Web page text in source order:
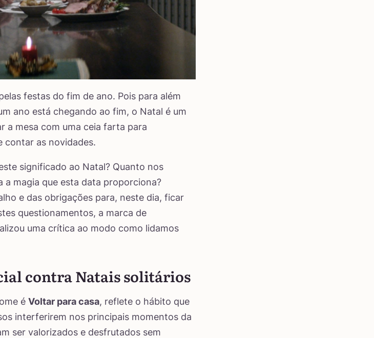
festas do fim de ano. Pois para além
ano está chegando ao fim, o Natal é um
a mesa com uma ceia farta para
contar as novidades.
significado ao Natal? Quanto nos
a magia que esta data proporciona?
e das obrigações para, neste dia, ficar
questionamentos, a marca de
uma crítica ao modo como lidamos
contra Natais solitários
é Voltar para casa, reflete o hábito que
interferirem nos principais momentos da
ser valorizados e desfrutados sem